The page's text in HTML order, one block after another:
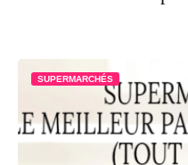
SUPERMARCHÉS